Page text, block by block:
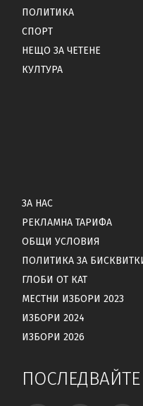
ПОЛИТИКА
СПОРТ
НЕЩО ЗА ЧЕТЕНЕ
КУЛТУРА
ЗА НАС
РЕКЛАМНА ТАРИФА
ОБЩИ УСЛОВИЯ
ПОЛИТИКА ЗА
ГЛОБИ ОТ КАТ
МЕСТНИ ИЗБОРИ 2023
ИЗБОРИ 2024
ИЗБОРИ 2026